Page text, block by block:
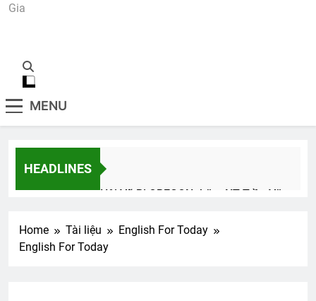
Gia
MENU
HEADLINES
Hội Võ Bị OREGON thăm NT Trần Văn
2 Years Ago
Home Tài liệu
English For Today
English For Today